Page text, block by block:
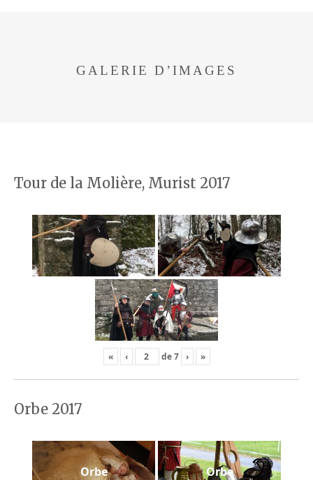
GALERIE D’IMAGES
Tour de la Molière, Murist 2017
« ‹ de7 › »
Orbe 2017
Orbe Orbe